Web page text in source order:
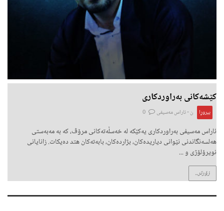
کێشەکانی بەراوردکاری
بیروڕا ن -ئاراس مەسیفی 0
ئاراس مەسیفی بەراوردکاری یەکێکە لە خەسڵەتەکانی مرۆڤ، کە بە مەبەستی
هەلسەنگاندنی نێوانی دیاریدەکان، بژاردەکان، بابەتەکان هتد دەیکات. زانایانی
نویرۆلۆژی و ...
زۆرتر...